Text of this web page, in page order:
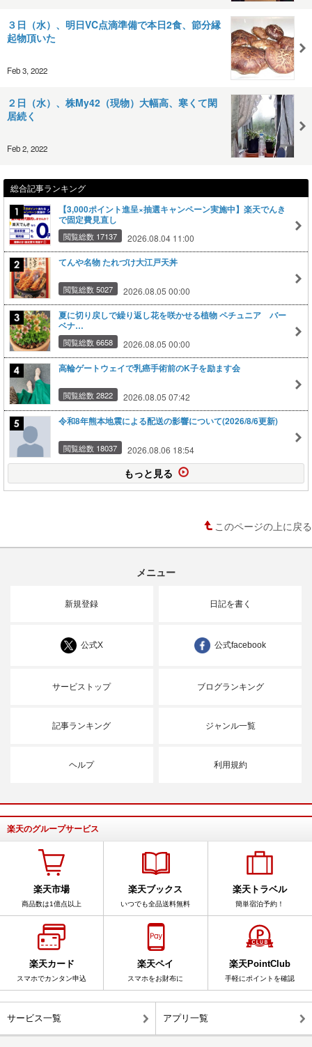
３日（水）、明日VC点滴準備で本日2食、節分縁
起物頂いた
Feb 3, 2022
２日（水）、株My42（現物）大幅高、寒くて閑
居続く
Feb 2, 2022
総合記事ランキング
【3,000ポイント進呈×抽選キャンペーン実施中】楽天でんき
で固定費見直し
閲覧総数 17137 2026.08.04 11:00
てんや名物 たれづけ大江戸天丼
閲覧総数 5027 2026.08.05 00:00
夏に切り戻しで繰り返し花を咲かせる植物 ペチュニア バー
ベナ…
閲覧総数 6658 2026.08.05 00:00
高輪ゲートウェイで乳癌手術前のK子を励ます会
閲覧総数 2822 2026.08.05 07:42
令和8年熊本地震による配送の影響について(2026/8/6更新)
閲覧総数 18037 2026.08.06 18:54
もっと見る
このページの上に戻る
メニュー
新規登録 日記を書く
公式X 公式facebook
サービストップ ブログランキング
記事ランキング ジャンル一覧
ヘルプ 利用規約
楽天のグループサービス
楽天市場
商品数は1億点以上
楽天ブックス
いつでも全品送料無料
楽天トラベル
簡単宿泊予約！
楽天カード
スマホでカンタン申込
楽天ペイ
スマホをお財布に
楽天PointClub
手軽にポイントを確認
サービス一覧 アプリ一覧